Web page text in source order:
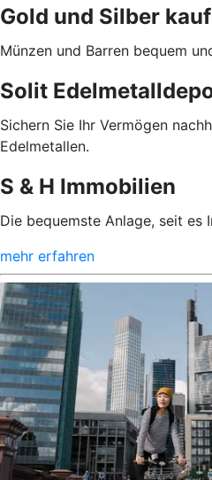
Gold und Silber
Münzen und Barren bequem
Solit
Sichern Sie Ihr Vermögen
Edelmetallen.
S & H Immobilien
Die bequemste Anlage, seit es
mehr erfahren